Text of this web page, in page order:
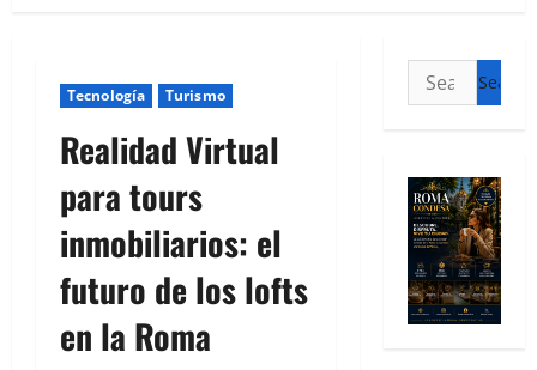
Tecnología Turismo
Realidad Virtual
para tours
inmobiliarios: el
futuro de los lofts
en la Roma